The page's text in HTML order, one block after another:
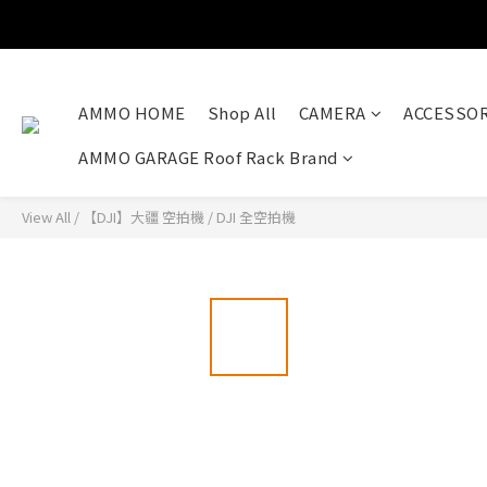
AMMO HOME Shop All CAMERA
AMMO GARAGE Roof Rack Brand
View All / 【DJI】大疆 空拍機 / DJI 全空拍機